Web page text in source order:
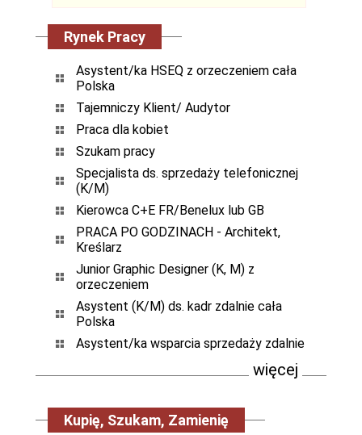
Rynek Pracy
Asystent/ka HSEQ z orzeczeniem cała
Polska
Tajemniczy Klient/ Audytor
Praca dla kobiet
Szukam pracy
Specjalista ds. sprzedaży telefonicznej
(K/M)
Kierowca C+E FR/Benelux lub GB
PRACA PO GODZINACH - Architekt,
Kreślarz
Junior Graphic Designer (K, M) z
orzeczeniem
Asystent (K/M) ds. kadr zdalnie cała
Polska
Asystent/ka wsparcia sprzedaży zdalnie
więcej
Kupię, Szukam, Zamienię